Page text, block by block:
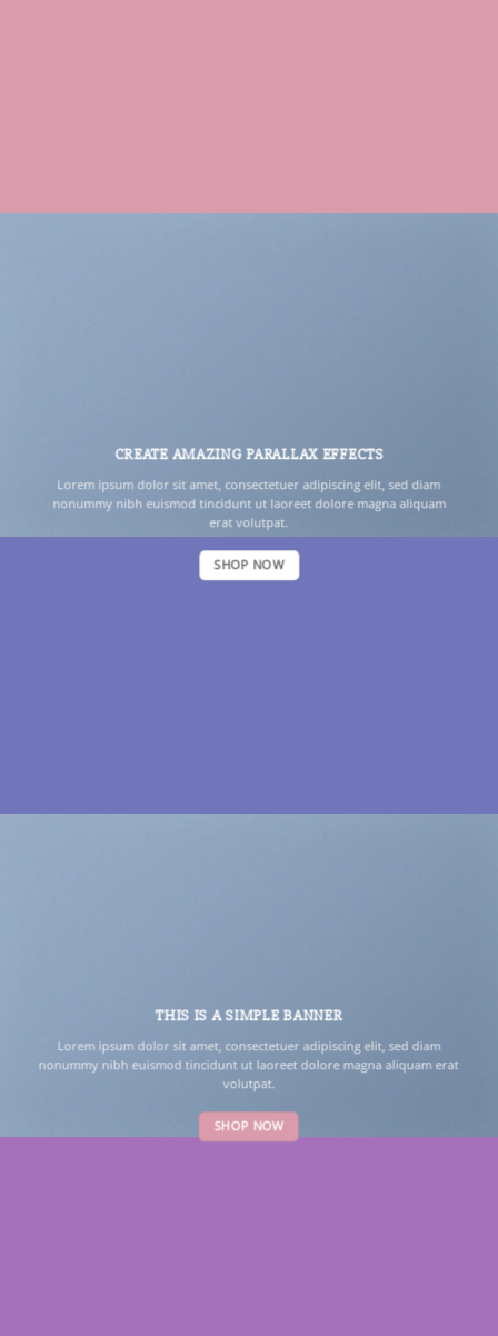
CREATE AMAZING PARALLAX EFFECTS
Lorem ipsum dolor sit amet, consectetuer adipiscing elit, sed diam
nonummy nibh euismod tincidunt ut laoreet dolore magna aliquam
erat volutpat.
SHOP NOW
THIS IS A SIMPLE BANNER
Lorem ipsum dolor sit amet, consectetuer adipiscing elit, sed diam
nonummy nibh euismod tincidunt ut laoreet dolore magna aliquam erat
volutpat.
SHOP NOW